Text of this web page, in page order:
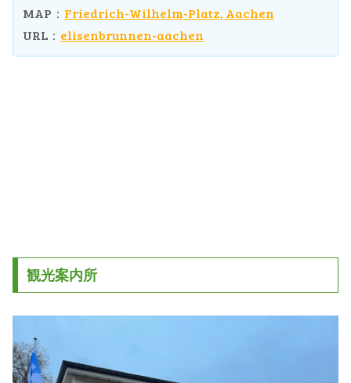
MAP： Friedrich-Wilhelm-Platz, Aachen
URL： elisenbrunnen-aachen
観光案内所